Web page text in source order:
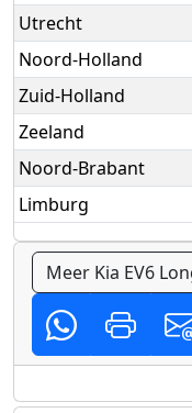
Utrecht
Noord-Holland
Zuid-Holland
Zeeland
Noord-Brabant
Limburg
Meer Kia EV6